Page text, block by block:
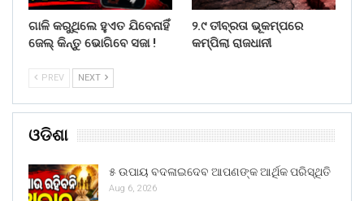
ଗାଳି କରୁଥିଲେ ହୁଏତ ଯିବେନାହିଁ
ଜେଲ୍ କିନ୍ତୁ ଭୋଗିବେ ସଜା !
୨.୯ ତୀବ୍ରତା ଭୂକମ୍ପରେ
କମ୍ପିଲା ରାଜଧାନୀ
PREV NEXT
ଓଡିଶା
୫ ଉପାୟ ବଦଳାଇଦେବ ଆପଣଙ୍କ ଆର୍ଥିକ ପରିସ୍ଥିତି
Aug 6, 2026